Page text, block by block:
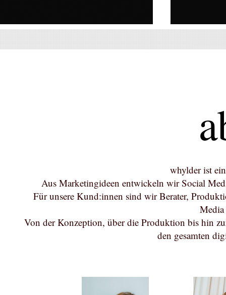
whylder ist
Aus Marketingideen entwickeln wir Social
Für unsere Kund:innen sind wir Berater,
Von der Konzeption, über die Produktion bis hin
den gesamten